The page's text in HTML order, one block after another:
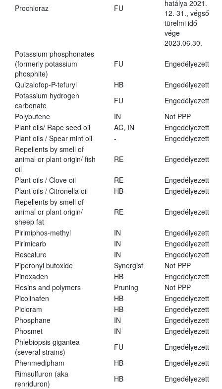
Prochloraz FU
hatálya 2021.
12. 31., végső
türelmi idő
vége
2023.06.30.
Potassium phosphonates
(formerly potassium
phosphite)
FU Engedélyezett
Quizalofop-P-tefuryl HB
Engedélyezett
Potassium hydrogen
carbonate
FU
Engedélyezett
Polybutene
IN
Not PPP
Plant oils/ Rape seed oil
AC, IN
Engedélyezett
Plant oils / Spear mint oil
-
Engedélyezett
Repellents by smell of
animal or plant origin/ fish
oil
RE Engedélyezett
Plant oils / Clove oil RE
Engedélyezett
Plant oils / Citronella oil
HB
Engedélyezett
Repellents by smell of
animal or plant origin/
sheep fat
RE Engedélyezett
Pirimiphos-methyl IN
Engedélyezett
Pirimicarb
IN
Engedélyezett
Rescalure
IN
Engedélyezett
Piperonyl butoxide
Synergist
Not PPP
Pinoxaden
HB
Engedélyezett
Resins and polymers
Pruning
Not PPP
Picolinafen
HB
Engedélyezett
Picloram
HB
Engedélyezett
Phosphane
IN
Engedélyezett
Phosmet
IN
Engedélyezett
Phlebiopsis gigantea
(several strains)
FU
Engedélyezett
Phenmedipham
HB
Engedélyezett
Rimsulfuron (aka
renriduron)
HB
Engedélyezett